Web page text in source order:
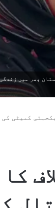
بھر میں
کمیٹی